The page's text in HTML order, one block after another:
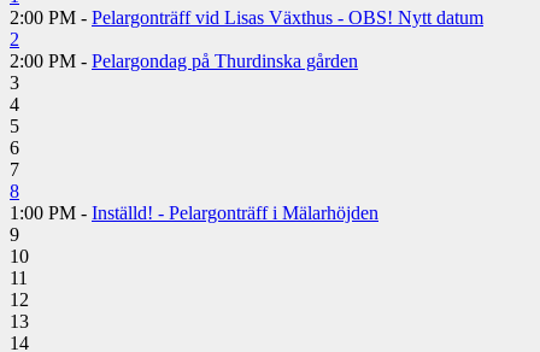
2:00 PM - Pelargonträff vid Lisas Växthus - OBS! Nytt datum
2
2:00 PM - Pelargondag på Thurdinska gården
3
4
5
6
7
8
1:00 PM - Inställd! - Pelargonträff i Mälarhöjden
9
10
11
12
13
14